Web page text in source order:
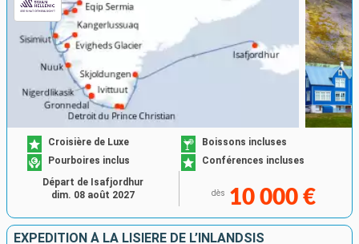
Croisière de Luxe
Boissons incluses
Pourboires inclus
Conférences incluses
dès 10 000 €
Départ de Isafjordhur
dim. 08 août 2027
EXPÉDITION À LA LISIÈRE DE L’INLANDSIS